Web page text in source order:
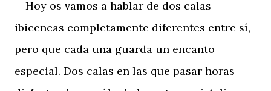
Hoy os vamos a hablar de dos calas
ibicencas completamente diferentes entre sí,
pero que cada una guarda un encanto
especial. Dos calas en las que pasar horas